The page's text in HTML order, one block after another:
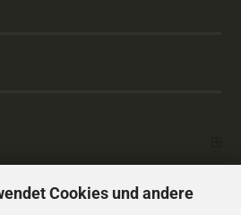
Cookies und andere